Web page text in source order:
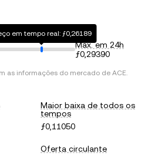
em tempo real: ƒ0,26189
Máx. em 24h
ƒ0,29390
as informações do mercado de ACE.
Maior baixa de todos os
tempos
ƒ0,11050
Oferta circulante